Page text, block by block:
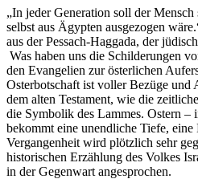
„In jeder Generation soll der
selbst aus Ägypten ausgezogen
aus der Pessach-Haggada, der
Was haben uns die Schilderungen
den Evangelien zur österlichen
Osterbotschaft ist voller Bezüge und
dem alten Testament, wie die
die Symbolik des Lammes. Ostern –
bekommt eine unendliche Tiefe, eine
Vergangenheit wird plötzlich sehr
historischen Erzählung des Volkes
in der Gegenwart angesprochen.